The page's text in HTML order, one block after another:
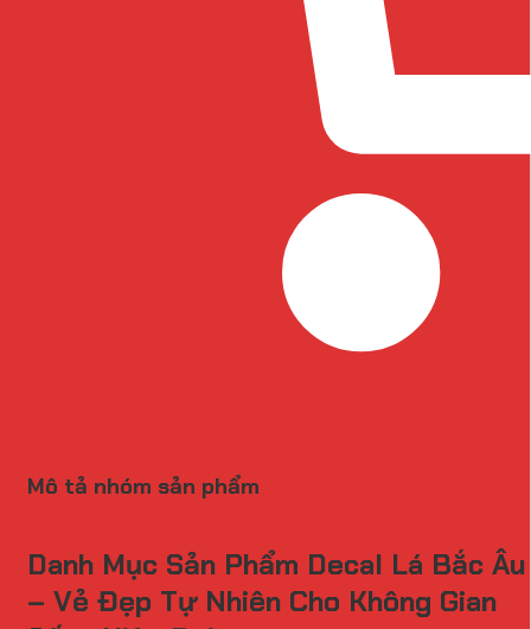
Mô tả nhóm sản phẩm
Danh Mục Sản Phẩm Decal Lá Bắc Âu
– Vẻ Đẹp Tự Nhiên Cho Không Gian